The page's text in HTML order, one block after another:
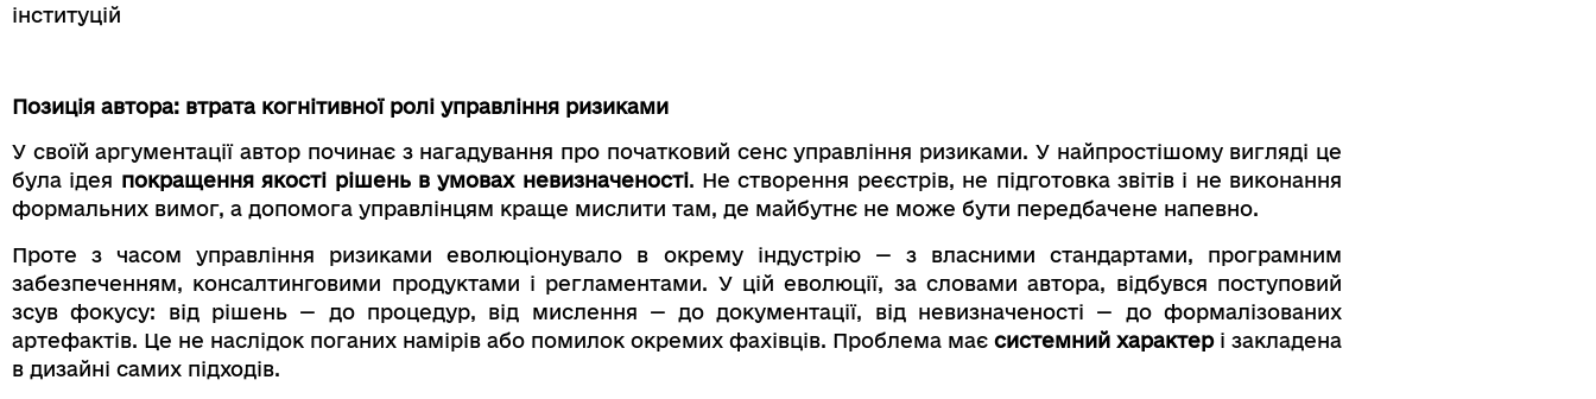
інституцій
Позиція автора: втрата когнітивної ролі управління ризиками
У своїй аргументації автор починає з нагадування про початковий сенс управління ризиками. У найпростішому вигляді це
була ідея покращення якості рішень в умовах невизначеності. Не створення реєстрів, не підготовка звітів і не виконання
формальних вимог, а допомога управлінцям краще мислити там, де майбутнє не може бути передбачене напевно.
Проте з часом управління ризиками еволюціонувало в окрему індустрію — з власними стандартами, програмним
забезпеченням, консалтинговими продуктами і регламентами. У цій еволюції, за словами автора, відбувся поступовий
зсув фокусу: від рішень — до процедур, від мислення — до документації, від невизначеності — до формалізованих
артефактів. Це не наслідок поганих намірів або помилок окремих фахівців. Проблема має системний характері закладена
в дизайні самих підходів.